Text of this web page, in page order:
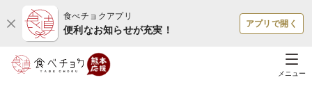
食べチョクアプリ
便利なお知らせが充実！
アプリで開く
メニュー